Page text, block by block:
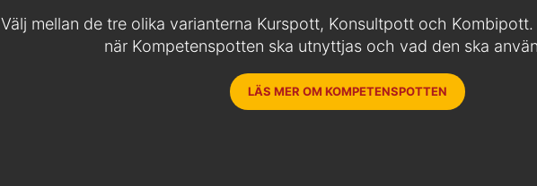
Välj mellan de tre olika varianterna Kurspott, Konsultpott och
när Kompetenspotten ska utnyttjas och vad den ska
LÄS MER OM KOMPETENSPOTTEN